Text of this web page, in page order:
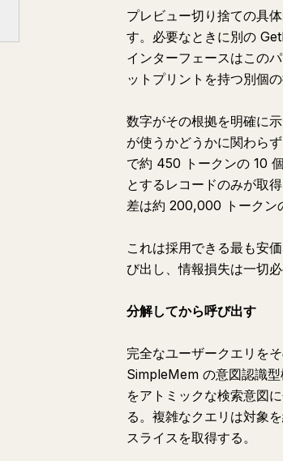
プレビュー切り捨ての具
す。必要なときに別の
インターフェースはこの
ットプリントを持つ別個の
数字がその根拠を明確に
が使うかどうかに関わら
で約 450 トークンの 10
とするレコードのみが取
差は約 200,000 トークン
これは採用できる最も安
び出し、情報損失は一切
分解してから呼び出す
完全なユーザークエリを
SimpleMem の意図認識
をアトミックな検索意図
る。複雑なクエリは対象
スライスを取得する。